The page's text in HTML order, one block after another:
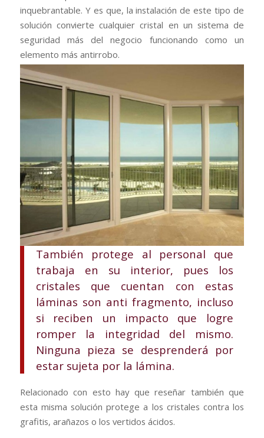
inquebrantable. Y es que, la instalación de este tipo de
solución convierte cualquier cristal en un sistema de
seguridad más del negocio funcionando como un
elemento más antirrobo.
También protege al personal que
trabaja en su interior, pues los
cristales que cuentan con estas
láminas son anti fragmento, incluso
si reciben un impacto que logre
romper la integridad del mismo.
Ninguna pieza se desprenderá por
estar sujeta por la lámina.
Relacionado con esto hay que reseñar también que
esta misma solución protege a los cristales contra los
grafitis, arañazos o los vertidos ácidos.